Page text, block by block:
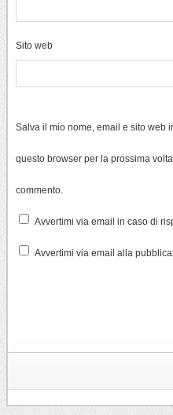
Sito web
Salva il mio nome, email e sito web
questo browser per la prossima
commento.
Avvertimi via email in caso di
Avvertimi via email alla